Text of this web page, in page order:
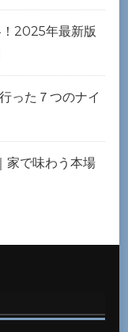
2025年最新版
った７つのナイ
家で味わう本場